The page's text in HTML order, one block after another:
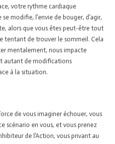
votre rythme cardiaque
modifie, l’envie de bouger, d’agir,
alors que vous êtes peut-être tout
tentant de trouver le sommeil. Cela
mentalement, nous impacte
autant de modifications
à la situation.
de vous imaginer échouer, vous
scénario en vous, et vous prenez
de l’Action, vous privant au